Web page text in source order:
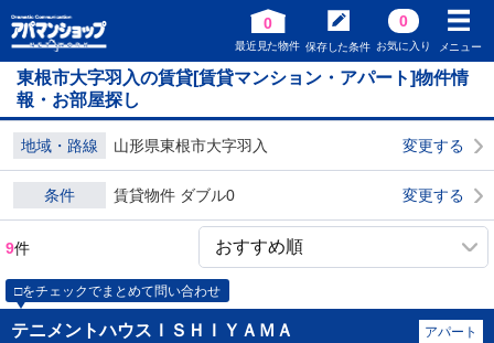
0
最近見た物件 保存した条件
0
お気に入り メニュー
東根市大字羽入の賃貸[賃貸マンション・アパート]物件情
報・お部屋探し
地域・路線 山形県東根市大字羽入 変更する
条件 賃貸物件 ダブル0 変更する
9件
□をチェックでまとめて問い合わせ
テニメントハウスＩＳＨＩＹＡＭＡ アパート